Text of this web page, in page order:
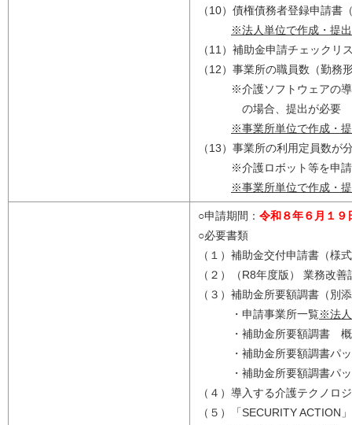
（10）債権債務者登録申請書
※法人単位で作成・提出
（11）補助金申請チェックリ
（12）事業所の職員数（勤務
※介護ソフトウェアの導入
の場合、提出が必要
※事業所単位で作成・
（13）事業所の利用定員数が
※介護ロボット等を申請
※事業所単位で作成・
○申請期間： 令和８年６月１９
○必要書類
（１）補助金交付申請書（様
（２）（R8年度版） 業務改善
（３）補助金所要額調書（別
・申請事業所一覧※法人
・補助金所要額調書 概
・補助金所要額調書パッ
・補助金所要額調書パッ
（４）導入する介護テクノロ
（５）「SECURITY ACTION